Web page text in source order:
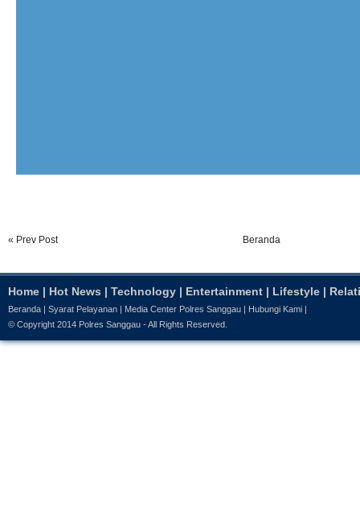
« Prev Post Beranda
Home | Hot News | Technology | Entertainment | Lifestyle |
Beranda Syarat Pelayanan Media Center Polres Sanggau Hubungi Kami
© Copyright 2014 Polres Sanggau - All Rights Reserved.